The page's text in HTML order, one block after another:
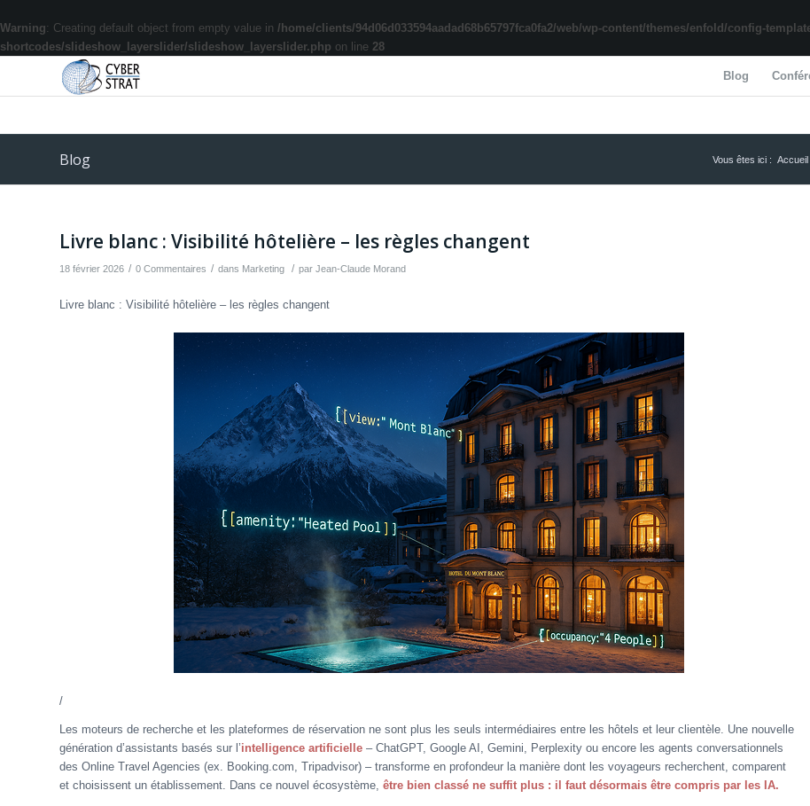
Warning: Creating default object from empty value in /home/clients/94d06d033594aadad68b65797fca0fa2/web/wp-content/themes/enfold/config-
shortcodes/slideshow_layerslider/slideshow_layerslider.php on line 28
Blog
Blog Vous êtes ici : Accueil
Livre blanc : Visibilité hôtelière – les règles changent
18 février 2026 / 0 Commentaires / dans Marketing / par Jean-Claude Morand
Livre blanc : Visibilité hôtelière – les règles changent
/
Les moteurs de recherche et les plateformes de réservation ne sont plus les seuls intermédiaires entre les hôtels et leur clientèle. Une nouvelle
génération d’assistants basés sur l’intelligence artificielle – ChatGPT, Google AI, Gemini, Perplexity ou encore les agents conversationnels
des Online Travel Agencies (ex. Booking.com, Tripadvisor) – transforme en profondeur la manière dont les voyageurs recherchent, comparent
et choisissent un établissement. Dans ce nouvel écosystème, être bien classé ne suffit plus : il faut désormais être compris par les IA.